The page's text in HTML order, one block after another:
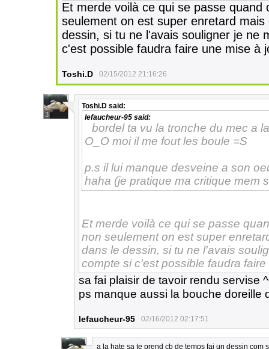
Et merde voilà ce qui se passe
seulement on est super enretard
dessin, si tu ne l'avais souligner je ne
c'est possible faudra faire une mise à
Toshi.D 02/15/2012 21:16:26
3
Toshi.D said:
lefaucheur-95 said:
bordel ta vu la tronche du mec a
O_O moi il me fout les boule =S
p.s il lui manque desveine a son
haha (je pratique ma critique mem
Et merde voilà ce qui se passe
non seulement on est super
dans le dessin, si tu ne l'avais
compte si c'est possible faudra
sa fai plaisir de tavoir rendu servise
ps manque aussi la bouche doreille
lefaucheur-95 02/16/2012 02:17:51
a la hate sa te prend cb de temps fai un dessin com